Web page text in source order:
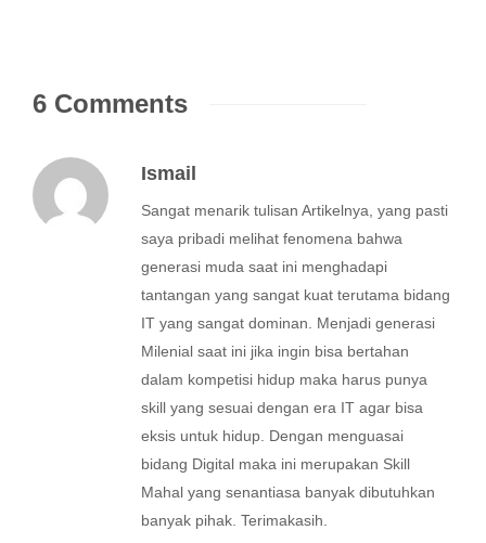
6 Comments
Ismail
Sangat menarik tulisan Artikelnya, yang pasti
saya pribadi melihat fenomena bahwa
generasi muda saat ini menghadapi
tantangan yang sangat kuat terutama bidang
IT yang sangat dominan. Menjadi generasi
Milenial saat ini jika ingin bisa bertahan
dalam kompetisi hidup maka harus punya
skill yang sesuai dengan era IT agar bisa
eksis untuk hidup. Dengan menguasai
bidang Digital maka ini merupakan Skill
Mahal yang senantiasa banyak dibutuhkan
banyak pihak. Terimakasih.